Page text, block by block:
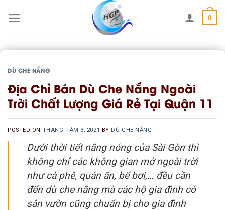
0
DÙ CHE NẮNG
Địa Chỉ Bán Dù Che Nắng Ngoài
Trời Chất Lượng Giá Rẻ Tại Quận 11
POSTED ON THÁNG TÁM 3, 2021 BY DÙ CHE NẮNG
Dưới thời tiết nắng nóng của Sài Gòn thì
không chỉ các không gian mở ngoài trời
như cà phê, quán ăn, bể bơi,… đều cần
đến dù che nắng mà các hộ gia đình có
sân vườn cũng chuẩn bị cho gia đình